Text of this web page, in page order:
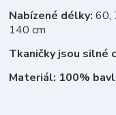
Nabízené délky: 60,
140 cm
Tkaničky jsou silné
Materiál: 100%